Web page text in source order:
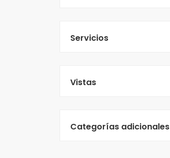
Servicios
Vistas
Categorías adicionales